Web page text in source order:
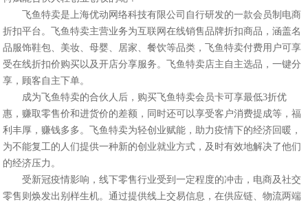
飞鱼特卖是上海优动网络科技有限公司自行研发的一款会员制电商
折扣平台。飞鱼特卖主营业务为互联网在线销售品牌折扣商品，涵盖名
品服饰鞋包、美妆、母婴、居家、餐饮等品类，飞鱼特卖付费用户可享
受在线折扣价购买以及开店分享服务。飞鱼特卖店主自主选品，一键分
享，顾客自主下单。
成为飞鱼特卖的合伙人后，购买飞鱼特卖会员卡可享最低3折优
惠，赚取零售价和进货价的差额，同时还可以享受客户消费提成等，福
利丰厚，赚钱多多。飞鱼特卖为轻创业赋能，助力疫情下的经济回暖，
为不能复工的人们提供一种新的创业就业方式，及时有效地解决了他们
的经济压力。
受新冠疫情影响，线下零售行业受到一定程度的冲击，电商及社交
零售则焕发出别样生机。通过提供线上交易信息，在供应链、物流两端